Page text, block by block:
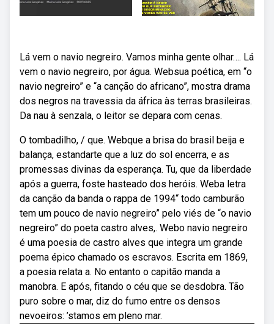
Lá vem o navio negreiro. Vamos minha gente olhar…. Lá
vem o navio negreiro, por água. Websua poética, em “o
navio negreiro” e “a canção do africano”, mostra drama
dos negros na travessia da áfrica às terras brasileiras.
Da nau à senzala, o leitor se depara com cenas.
O tombadilho, / que. Webque a brisa do brasil beija e
balança, estandarte que a luz do sol encerra, e as
promessas divinas da esperança. Tu, que da liberdade
após a guerra, foste hasteado dos heróis. Weba letra
da canção da banda o rappa de 1994“ todo camburão
tem um pouco de navio negreiro” pelo viés de “o navio
negreiro” do poeta castro alves,. Webo navio negreiro
é uma poesia de castro alves que integra um grande
poema épico chamado os escravos. Escrita em 1869,
a poesia relata a. No entanto o capitão manda a
manobra. E após, fitando o céu que se desdobra. Tão
puro sobre o mar, diz do fumo entre os densos
nevoeiros: ’stamos em pleno mar.